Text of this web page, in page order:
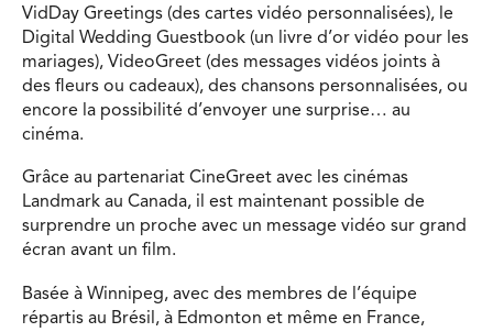
VidDay Greetings (des cartes vidéo personnalisées), le
Digital Wedding Guestbook (un livre d’or vidéo pour les
mariages), VideoGreet (des messages vidéos joints à
des fleurs ou cadeaux), des chansons personnalisées, ou
encore la possibilité d’envoyer une surprise… au
cinéma.
Grâce au partenariat CineGreet avec les cinémas
Landmark au Canada, il est maintenant possible de
surprendre un proche avec un message vidéo sur grand
écran avant un film.
Basée à Winnipeg, avec des membres de l’équipe
répartis au Brésil, à Edmonton et même en France,